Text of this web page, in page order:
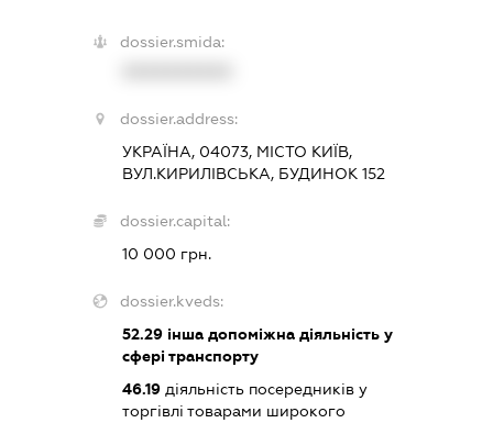
dossier.smida:
dossier.address:
УКРАЇНА, 04073, МІСТО КИЇВ,
ВУЛ.КИРИЛІВСЬКА, БУДИНОК 152
dossier.capital:
10 000 грн.
dossier.kveds:
52.29 інша допоміжна діяльність у
сфері транспорту
46.19 діяльність посередників у
торгівлі товарами широкого